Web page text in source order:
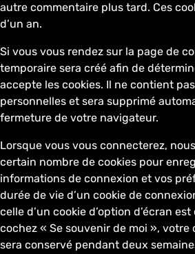
autre commentaire plus tard. Ces
d’un an.
Si vous vous rendez sur la page de
temporaire sera créé afin de
accepte les cookies. Il ne contient
personnelles et sera supprimé
fermeture de votre navigateur.
Lorsque vous vous connecterez,
certain nombre de cookies pour
informations de connexion et vos
durée de vie d’un cookie de
celle d’un cookie d’option d’écran est
cochez « Se souvenir de moi », votre
sera conservé pendant deux